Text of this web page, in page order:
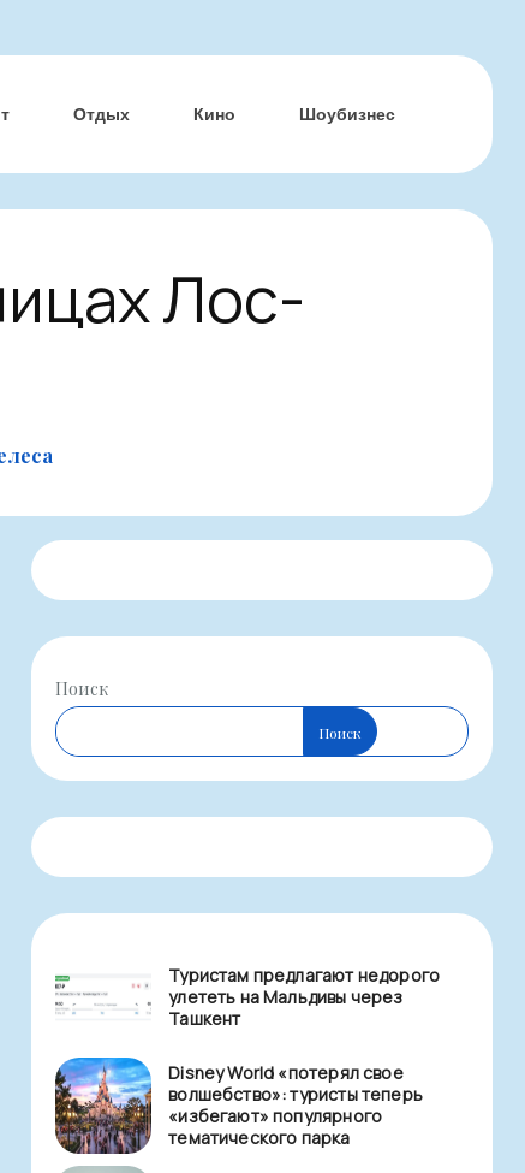
Отдых Кино Шоубизнес
Лос-
Поиск
Поиск
Туристам предлагают недорого
улететь на Мальдивы через
Ташкент
Disney World «потерял свое
волшебство»: туристы теперь
«избегают» популярного
тематического парка